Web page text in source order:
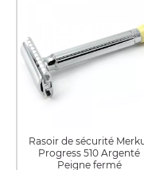
Rasoir de sécurité
Progress 510 Argenté
Peigne fermé